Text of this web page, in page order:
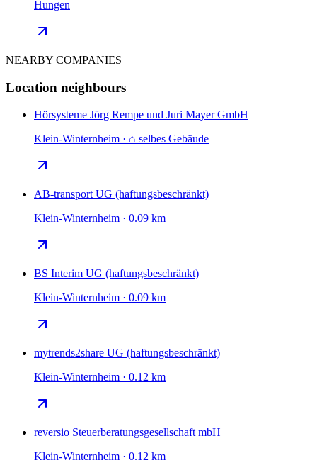
Hungen
NEARBY COMPANIES
Location neighbours
Hörsysteme Jörg Rempe und Juri Mayer GmbH
Klein-Winternheim · ⌂ selbes Gebäude
AB-transport UG (haftungsbeschränkt)
Klein-Winternheim · 0.09 km
BS Interim UG (haftungsbeschränkt)
Klein-Winternheim · 0.09 km
mytrends2share UG (haftungsbeschränkt)
Klein-Winternheim · 0.12 km
reversio Steuerberatungsgesellschaft mbH
Klein-Winternheim · 0.12 km